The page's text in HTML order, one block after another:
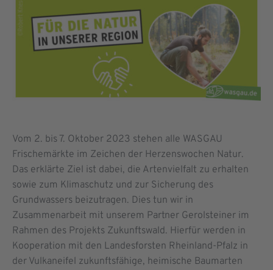
Vom 2. bis 7. Oktober 2023 stehen alle WASGAU
Frischemärkte im Zeichen der Herzenswochen Natur.
Das erklärte Ziel ist dabei, die Artenvielfalt zu erhalten
sowie zum Klimaschutz und zur Sicherung des
Grundwassers beizutragen. Dies tun wir in
Zusammenarbeit mit unserem Partner Gerolsteiner im
Rahmen des Projekts Zukunftswald. Hierfür werden in
Kooperation mit den Landesforsten Rheinland-Pfalz in
der Vulkaneifel zukunftsfähige, heimische Baumarten